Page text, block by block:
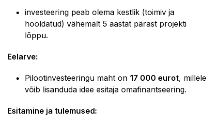
investeering peab olema kestlik (toimiv ja
hooldatud) vähemalt 5 aastat pärast projekti
lõppu.
Eelarve:
Pilootinvesteeringu maht on 17 000 eurot, millele
võib lisanduda idee esitaja omafinantseering.
Esitamine ja tulemused: